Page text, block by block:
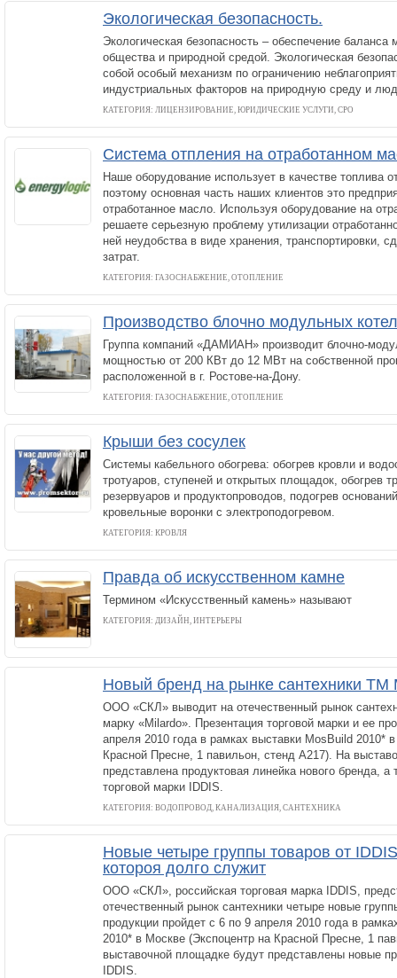
Экологическая безопасность.
Экологическая безопасность – обеспечение
общества и природной средой. Экологическая
собой особый механизм по ограничению
индустриальных факторов на природную среду и
КАТЕГОРИЯ: ЛИЦЕНЗИРОВАНИЕ, ЮРИДИЧЕСКИЕ УСЛУГИ, СРО
Система отпления на отработанном
Наше оборудование использует в качестве топлива
поэтому основная часть наших клиентов это
отработанное масло. Используя оборудование на
решаете серьезную проблему утилизации
ней неудобства в виде хранения, транспортировки,
затрат.
КАТЕГОРИЯ: ГАЗОСНАБЖЕНИЕ, ОТОПЛЕНИЕ
Производство блочно модульных
Группа компаний «ДАМИАН» производит блочно-
мощностью от 200 КВт до 12 МВт на собственной
расположенной в г. Ростове-на-Дону.
КАТЕГОРИЯ: ГАЗОСНАБЖЕНИЕ, ОТОПЛЕНИЕ
Крыши без сосулек
Системы кабельного обогрева: обогрев кровли и
тротуаров, ступеней и открытых площадок, обогрев
резервуаров и продуктопроводов, подогрев
кровельные воронки с электроподогревом.
КАТЕГОРИЯ: КРОВЛЯ
Правда об искусственном камне
Термином «Искусственный камень» называют
КАТЕГОРИЯ: ДИЗАЙН, ИНТЕРЬЕРЫ
Новый бренд на рынке сантехники TM
ООО «СКЛ» выводит на отечественный рынок
марку «Milardo». Презентация торговой марки и ее
апреля 2010 года в рамках выставки МosBuild 2010*
Красной Пресне, 1 павильон, стенд А217). На
представлена продуктовая линейка нового бренда, а
торговой марки IDDIS.
КАТЕГОРИЯ: ВОДОПРОВОД, КАНАЛИЗАЦИЯ, САНТЕХНИКА
Новые четыре группы товаров от
котороя долго служит
ООО «СКЛ», российская торговая марка IDDIS,
отечественный рынок сантехники четыре новые
продукции пройдет с 6 по 9 апреля 2010 года в
2010* в Москве (Экспоцентр на Красной Пресне, 1
выставочной площадке будут представлены новые
IDDIS.